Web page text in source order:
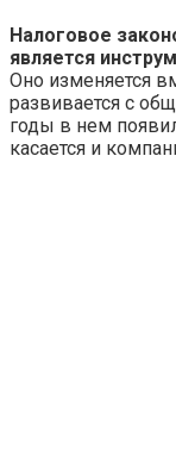
Налоговое
является
Оно изменяется
развивается с
годы в нем
касается и